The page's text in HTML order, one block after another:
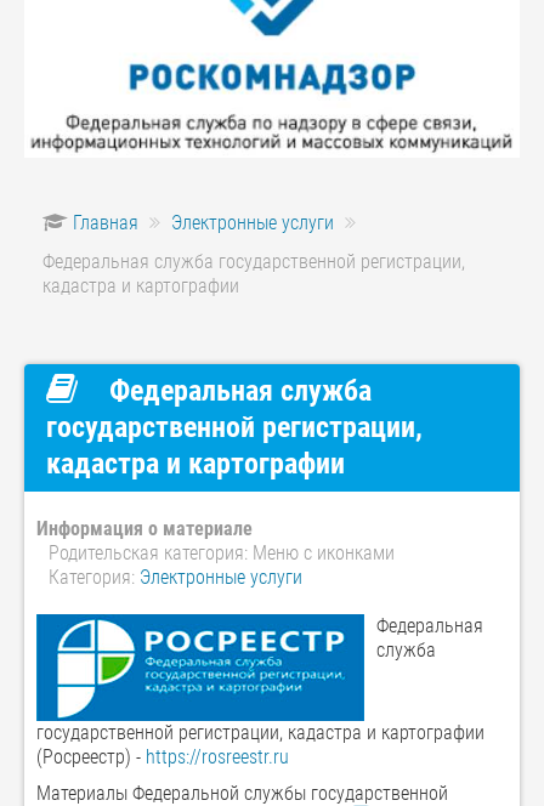
Главная
Электронные услуги
Федеральная служба государственной регистрации,
кадастра и картографии
Федеральная служба
государственной регистрации,
кадастра и картографии
Информация о материале
Родительская категория: Меню с иконками
Категория: Электронные услуги
Федеральная
служба
государственной регистрации, кадастра и картографии
(Росреестр) - https://rosreestr.ru
Материалы Федеральной службы государственной